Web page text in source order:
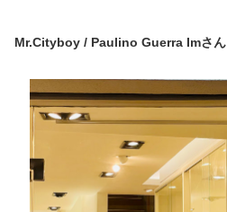
Mr.Cityboy / Paulino Guerra Imさん